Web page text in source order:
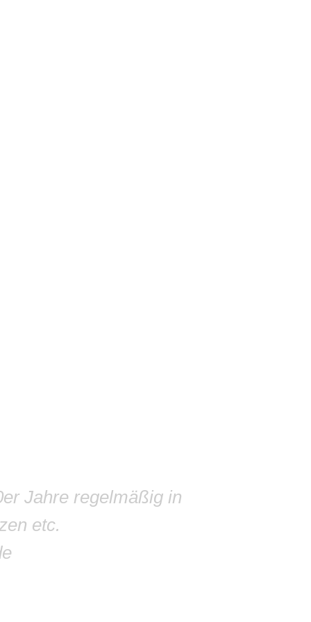
Jahre regelmäßig in
etc.